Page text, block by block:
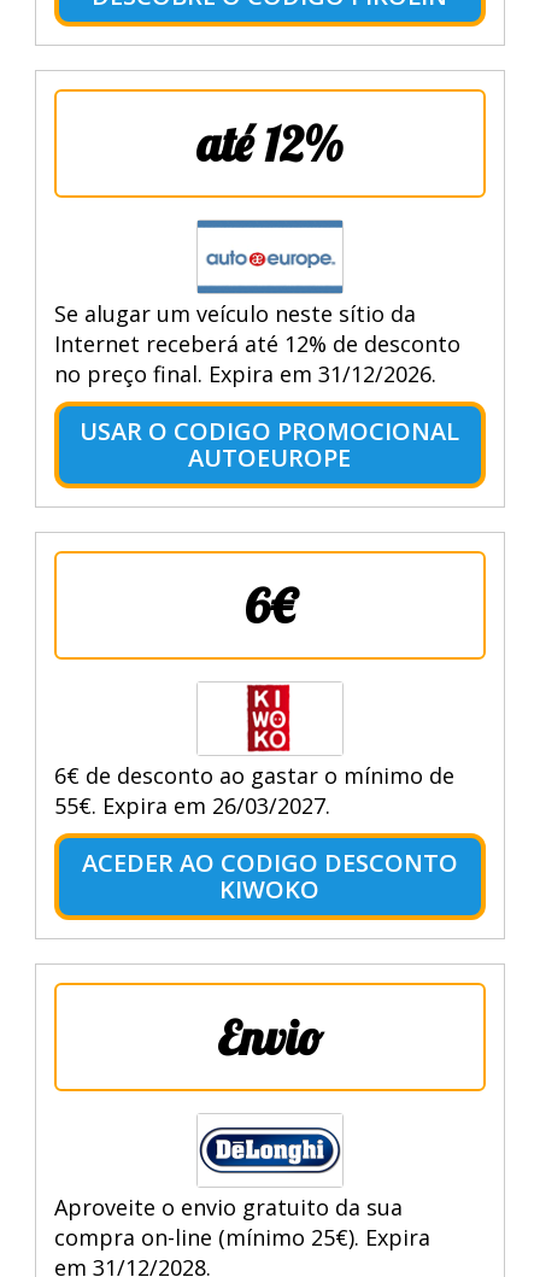
até 12%
Se alugar um veículo neste sítio da
Internet receberá até 12% de desconto
no preço final. Expira em 31/12/2026.
USAR O CODIGO PROMOCIONAL
AUTOEUROPE
6€
6€ de desconto ao gastar o mínimo de
55€. Expira em 26/03/2027.
ACEDER AO CODIGO DESCONTO
KIWOKO
Envio
Aproveite o envio gratuito da sua
compra on-line (mínimo 25€). Expira
em 31/12/2028.